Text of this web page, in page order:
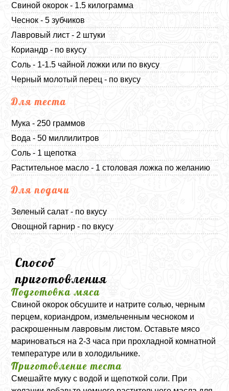
Свиной окорок - 1.5 килограмма
Чеснок - 5 зубчиков
Лавровый лист - 2 штуки
Кориандр - по вкусу
Соль - 1-1.5 чайной ложки или по вкусу
Черный молотый перец - по вкусу
Для теста
Мука - 250 граммов
Вода - 50 миллилитров
Соль - 1 щепотка
Растительное масло - 1 столовая ложка по желанию
Для подачи
Зеленый салат - по вкусу
Овощной гарнир - по вкусу
Способ
приготовления
Подготовка мяса
Свиной окорок обсушите и натрите солью, черным
перцем, кориандром, измельченным чесноком и
раскрошенным лавровым листом. Оставьте мясо
мариноваться на 2-3 часа при прохладной комнатной
температуре или в холодильнике.
Приготовление теста
Смешайте муку с водой и щепоткой соли. При